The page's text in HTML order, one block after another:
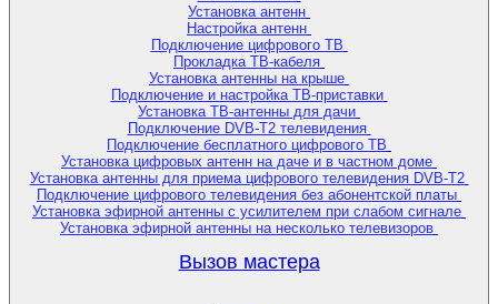
Установка антенн
Настройка антенн
Подключение цифрового ТВ
Прокладка ТВ-кабеля
Установка антенны на крыше
Подключение и настройка ТВ-приставки
Установка ТВ-антенны для дачи
Подключение DVB-T2 телевидения
Подключение бесплатного цифрового ТВ
Установка цифровых антенн на даче и в частном доме
Установка антенны для приема цифрового телевидения DVB-T2
Подключение цифрового телевидения без абонентской платы
Установка эфирной антенны с усилителем при слабом сигнале
Установка эфирной антенны на несколько телевизоров
Вызов мастера